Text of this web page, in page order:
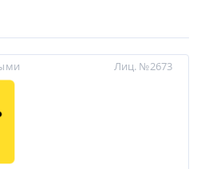
Лиц. №2673